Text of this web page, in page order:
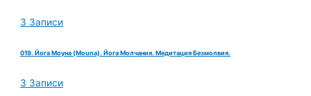
3 Записи
019. Йога Моуна (Mouna). Йога Молчания. Медитация Безмолвия.
3 Записи